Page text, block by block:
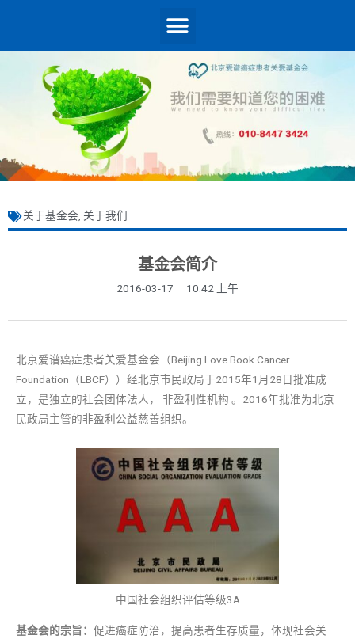
关于基金会, 关于我们
基金会简介
2016-03-17 10:42 上午
北京爱谱癌症患者关爱基金会（Beijing Love Book Cancer
Foundation（LBCF））经北京市民政局于2015年1月28日批准成
立，是独立的社会团体法人， 非盈利性机构 。2016年批准为北京
民政局主管的非盈利公益慈善组织。
中国社会组织评估等级3A
基金会的宗旨： 促进癌症防治，提高患者生存质量，体现社会关